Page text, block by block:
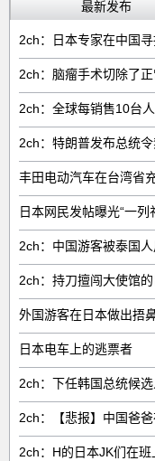
最新发布
2ch：日本专家在中国
2ch：全球每销售‌10台
丰田电动汽车在台湾省
日本网民发帖曝光“一列
2ch：中国游客被泰国
外国游客在日本做出捂
日本电车上的逃票者
2ch：下任韩国总统候
2ch：【悲报】中国爸
2ch：H的日本JK们在